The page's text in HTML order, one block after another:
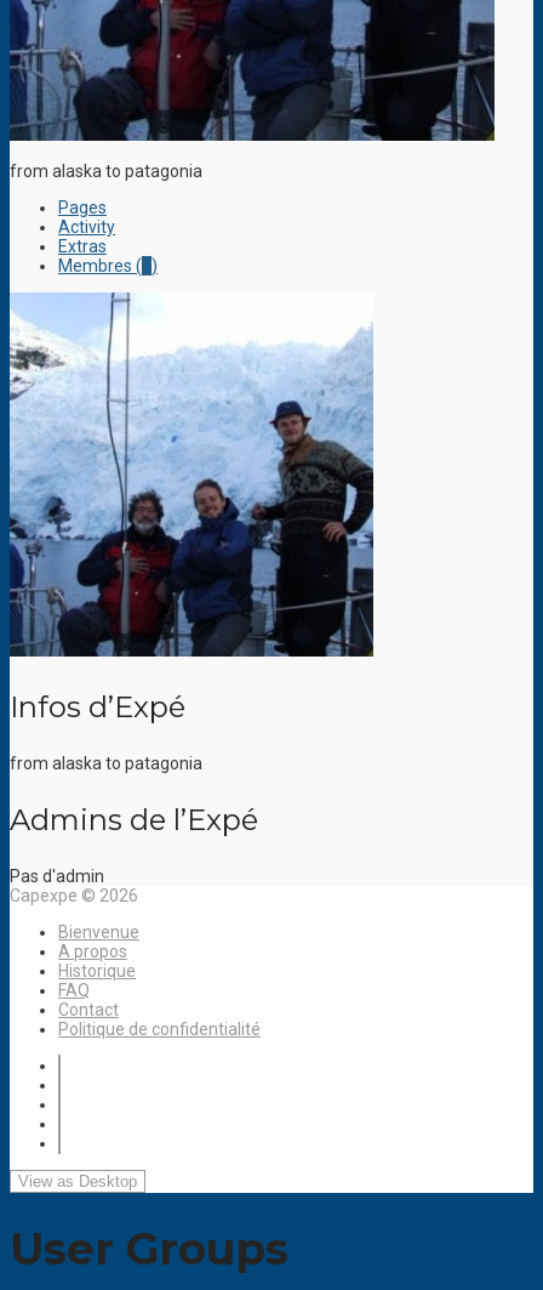
from alaska to patagonia
Pages
Activity
Extras
Membres ( )
Infos d’Expé
from alaska to patagonia
Admins de l’Expé
Pas d'admin
Capexpe © 2026
Bienvenue
A propos
Historique
FAQ
Contact
Politique de confidentialité
User Groups